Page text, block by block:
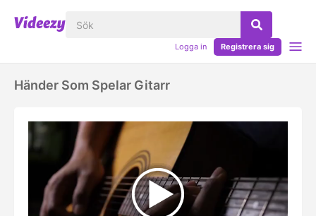
Logga in Registrera sig
Händer Som Spelar Gitarr